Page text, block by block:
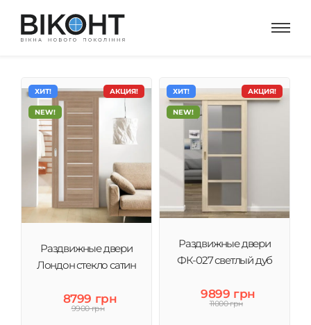
АКЦИЯ!
ХИТ!
NEW!
Раздвижные двери
Лондон стекло сатин
8799 грн
9900 грн
АКЦИЯ!
ХИТ!
NEW!
Раздвижные двери
ФК-027 светлый дуб
9899 грн
11000 грн